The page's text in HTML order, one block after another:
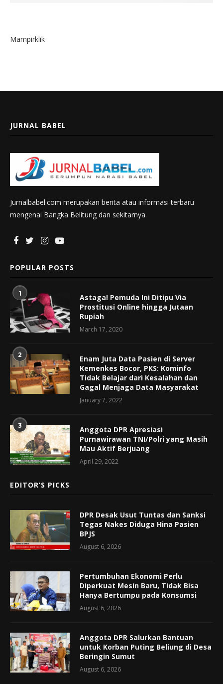
Mampirklik
JURNAL BABEL
Jurnalbabel.com merupakan berita atau informasi terbaru
mengenai Bangka Belitung dan sekitarnya.
POPULAR POSTS
1
Astaga! Pemuda Ini Ditipu Via
Prostitusi Online hingga Jutaan
Rupiah
March 17, 2020
2
Enam Juta Data Pasien di Server
Kemenkes Bocor, PKS: Kominfo
Tidak Belajar dari Kesalahan dan
Gagal Menjaga Data Masyarakat
January 7, 2022
3
Anggota DPR Apresiasi
Purnawirawan TNI/Polri yang Masih
Mau Aktif Berjuang
April 29, 2022
EDITOR’S PICKS
DPR Desak Usut Tuntas dan Sanksi
Tegas Nakes Diduga Hina Pasien
BPJS
August 6, 2026
Pertumbuhan Ekonomi Perlu
Diperkuat Mesin Baru, Tidak Bisa
Hanya Bertumpu pada Konsumsi
August 6, 2026
Anggota DPR Salurkan Bantuan
untuk Korban Puting Beliung di Desa
Beringin Sumut
August 6, 2026